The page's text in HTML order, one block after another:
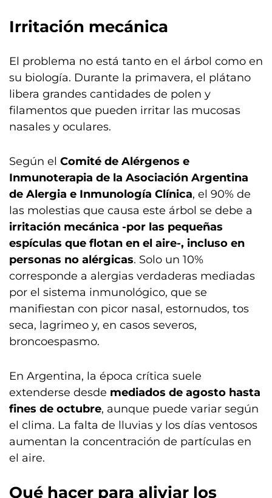
Irritación mecánica
El problema no está tanto en el árbol como en
su biología. Durante la primavera, el plátano
libera grandes cantidades de polen y
filamentos que pueden irritar las mucosas
nasales y oculares.
Según el Comité de Alérgenos e
Inmunoterapia de la Asociación Argentina
de Alergia e Inmunología Clínica, el 90% de
las molestias que causa este árbol se debe a
irritación mecánica -por las pequeñas
espículas que flotan en el aire-, incluso en
personas no alérgicas. Solo un 10%
corresponde a alergias verdaderas mediadas
por el sistema inmunológico, que se
manifiestan con picor nasal, estornudos, tos
seca, lagrimeo y, en casos severos,
broncoespasmo.
En Argentina, la época crítica suele
extenderse desde mediados de agosto hasta
fines de octubre, aunque puede variar según
el clima. La falta de lluvias y los días ventosos
aumentan la concentración de partículas en
el aire.
Qué hacer para aliviar los